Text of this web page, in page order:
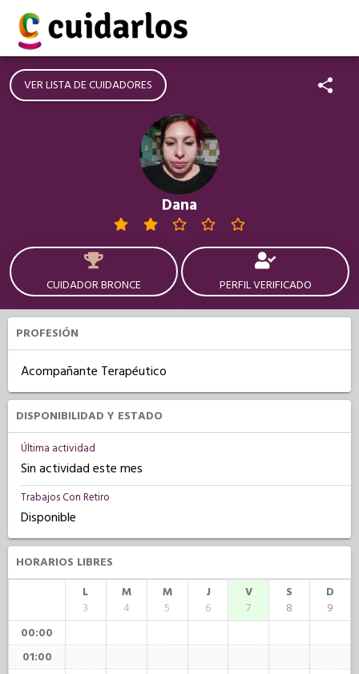
VER LISTA DE CUIDADORES
Dana
CUIDADOR BRONCE PERFIL VERIFICADO
PROFESIÓN
Acompañante Terapéutico
DISPONIBILIDAD Y ESTADO
Última actividad
Sin actividad este mes
Trabajos Con Retiro
Disponible
HORARIOS LIBRES
L
3
M
4
M
5
J
6
V
7
S
8
D
9
00:00
01:00